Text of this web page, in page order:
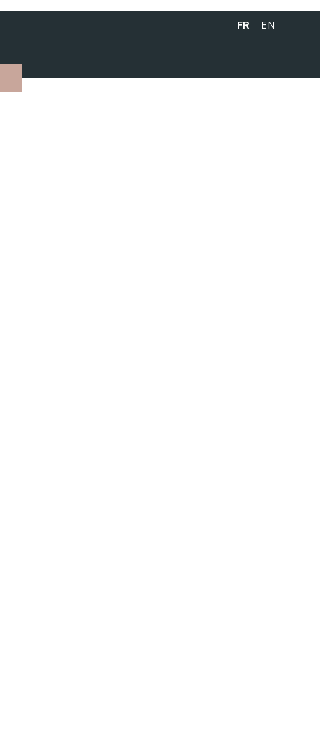
FRANÇAIS
FR ENGLISH
EN